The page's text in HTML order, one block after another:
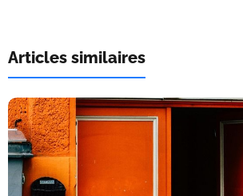
Articles similaires